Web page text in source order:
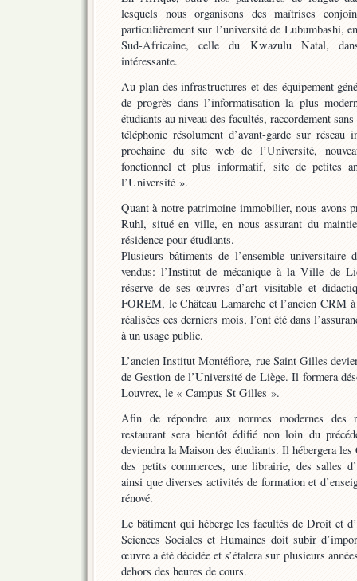
lesquels nous organisons des maîtrises
particulièrement sur l’université de Lubumbashi,
Sud-Africaine, celle du Kwazulu Natal,
intéressante.
Au plan des infrastructures et des équipement
de progrès dans l’informatisation la plus
étudiants au niveau des facultés, raccordement
téléphonie résolument d’avant-garde sur réseau
prochaine du site web de l’Université,
fonctionnel et plus informatif, site de petites
l’Université ».
Quant à notre patrimoine immobilier, nous avons
Ruhl, situé en ville, en nous assurant du
résidence pour étudiants.
Plusieurs bâtiments de l’ensemble
vendus: l’Institut de mécanique à la Ville de
réserve de ses œuvres d’art visitable et
FOREM, le Château Lamarche et l’ancien CRM
réalisées ces derniers mois, l’ont été dans
à un usage public.
L’ancien Institut Montéfiore, rue Saint Gilles
de Gestion de l’Université de Liège. Il formera
Louvrex, le « Campus St Gilles ».
Afin de répondre aux normes modernes des
restaurant sera bientôt édifié non loin du
deviendra la Maison des étudiants. Il hébergera les
des petits commerces, une librairie, des salles
ainsi que diverses activités de formation et
rénové.
Le bâtiment qui héberge les facultés de Droit et
Sciences Sociales et Humaines doit subir
œuvre a été décidée et s’étalera sur plusieurs
dehors des heures de cours.